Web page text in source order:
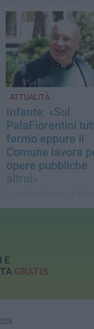
«Scelte sbagliate, si
penalizzano i cittadini
onesti»
ATTUALITÀ
Infante: «Sul
PalaFiorentini
fermo eppure il
Comune lavora
opere pubbliche
altrui»
La nota stampa a
consigliere comunale:
E
GRATIS